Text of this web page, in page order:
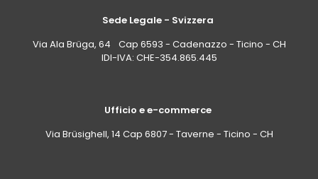
Sede Legale - Svizzera
Via Ala Brüga, 64 Cap 6593 - Cadenazzo - Ticino - CH
IDI-IVA: CHE-354.865.445
Ufficio e e-commerce
Via Brüsighell, 14 Cap 6807 - Taverne - Ticino - CH